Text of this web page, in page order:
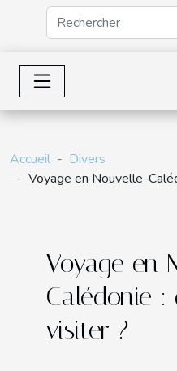
Accueil
Divers
Voyage en Nouvelle-
Voyage en
Calédonie
visiter ?